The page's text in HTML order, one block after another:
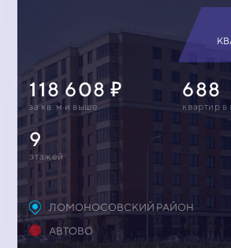
118 608
за кв. м и выше
688
квартир
9
этажей
ЛОМОНОСОВСКИЙ РАЙОН
АВТОВО